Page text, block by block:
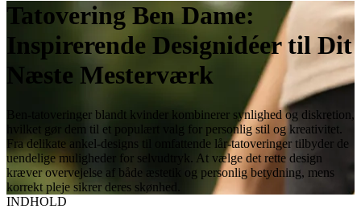
Tatovering Ben Dame:
Inspirerende Designidéer til Dit
Næste Mesterværk
Ben-tatoveringer blandt kvinder kombinerer synlighed og diskretion,
hvilket gør dem til et populært valg for personlig stil og kreativitet.
Fra delikate ankel-designs til omfattende lår-tatoveringer tilbyder de
uendelige muligheder for selvudtryk. At vælge det rette design
kræver overvejelse af både æstetik og personlig betydning, mens
korrekt pleje sikrer deres skønhed.
INDHOLD